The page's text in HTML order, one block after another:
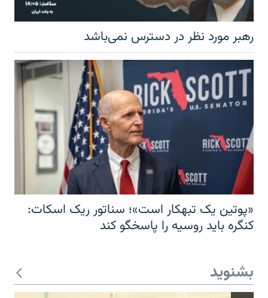
رهبر مورد نظر در دسترس نمی‌باشد
«پوتین یک تبهکار است»؛ سناتور ریک اسکات:
کنگره باید روسیه را پاسخگو کند
بشنوید